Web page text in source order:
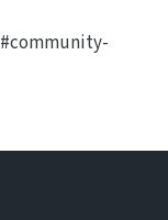
#community-